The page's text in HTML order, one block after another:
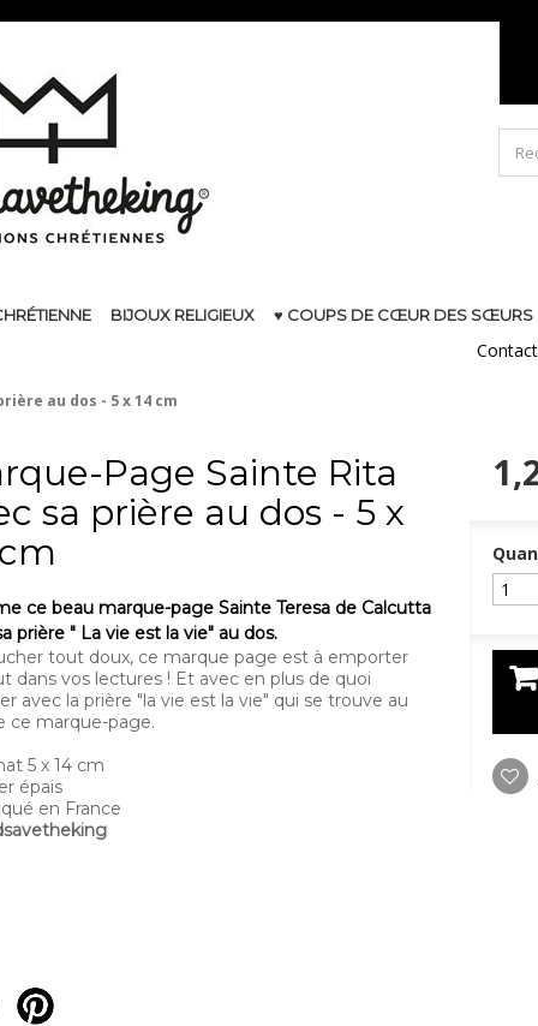
BIJOUX RELIGIEUX ♥ COUPS DE CŒUR DES SŒURS
Contact
au dos - 5 x 14 cm
Page Sainte Rita
sa prière au dos - 5 x
ce beau marque-page Sainte Teresa de Calcutta
prière " La vie est la vie" au dos.
tout doux, ce marque page est à emporter
dans vos lectures ! Et avec en plus de quoi
avec la prière "la vie est la vie" qui se trouve au
ce marque-page.
5 x 14 cm
épais
en France